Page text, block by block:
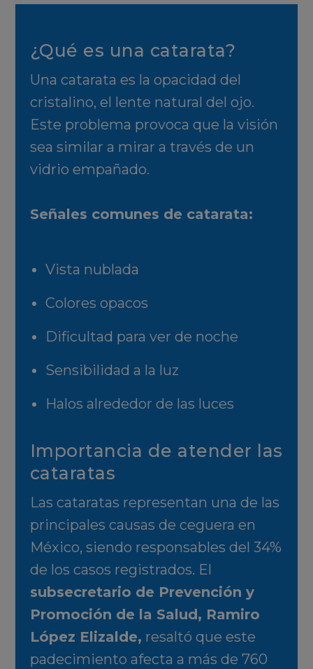
¿Qué es una catarata?
Una catarata es la opacidad del
cristalino, el lente natural del ojo.
Este problema provoca que la visión
sea similar a mirar a través de un
vidrio empañado.
Señales comunes de catarata:
Vista nublada
Colores opacos
Dificultad para ver de noche
Sensibilidad a la luz
Halos alrededor de las luces
Importancia de atender las
cataratas
Las cataratas representan una de las
principales causas de ceguera en
México, siendo responsables del 34%
de los casos registrados. El
subsecretario de Prevención y
Promoción de la Salud, Ramiro
López Elizalde, resaltó que este
padecimiento afecta a más de 760